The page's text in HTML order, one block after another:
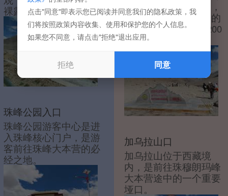
裸露岩层交错。
珠峰公园入口
珠峰公园游客中心是进
入珠峰核心门户，是游
客前往珠峰大本营的必
经之地。
境而设立的生活地带，
也是登山者攀登珠峰的
起点站，海拔均为5200
米。
加乌拉山口
加乌拉山位于西藏境
内，是前往珠穆朗玛峰
大本营途中的一个重要
垭口。
点击"同意"即表示您已阅读并同意我们的隐私政策，我
们将按照政策内容收集、使用和保护您的个人信息。
如果您不同意，请点击"拒绝"退出应用。
拒绝 同意